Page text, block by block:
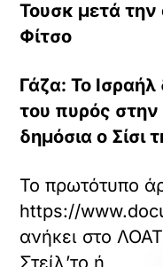
αποτελεί
περιεχομένου
προβάλλονται
ιστοσελίδες. Οι
από κάθε προβολή,
Loatki.grσυνεισφέρει